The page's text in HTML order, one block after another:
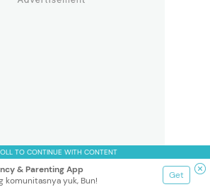
TO CONTINUE WITH CONTENT
& Parenting App
komunitasnya yuk, Bun!
Get